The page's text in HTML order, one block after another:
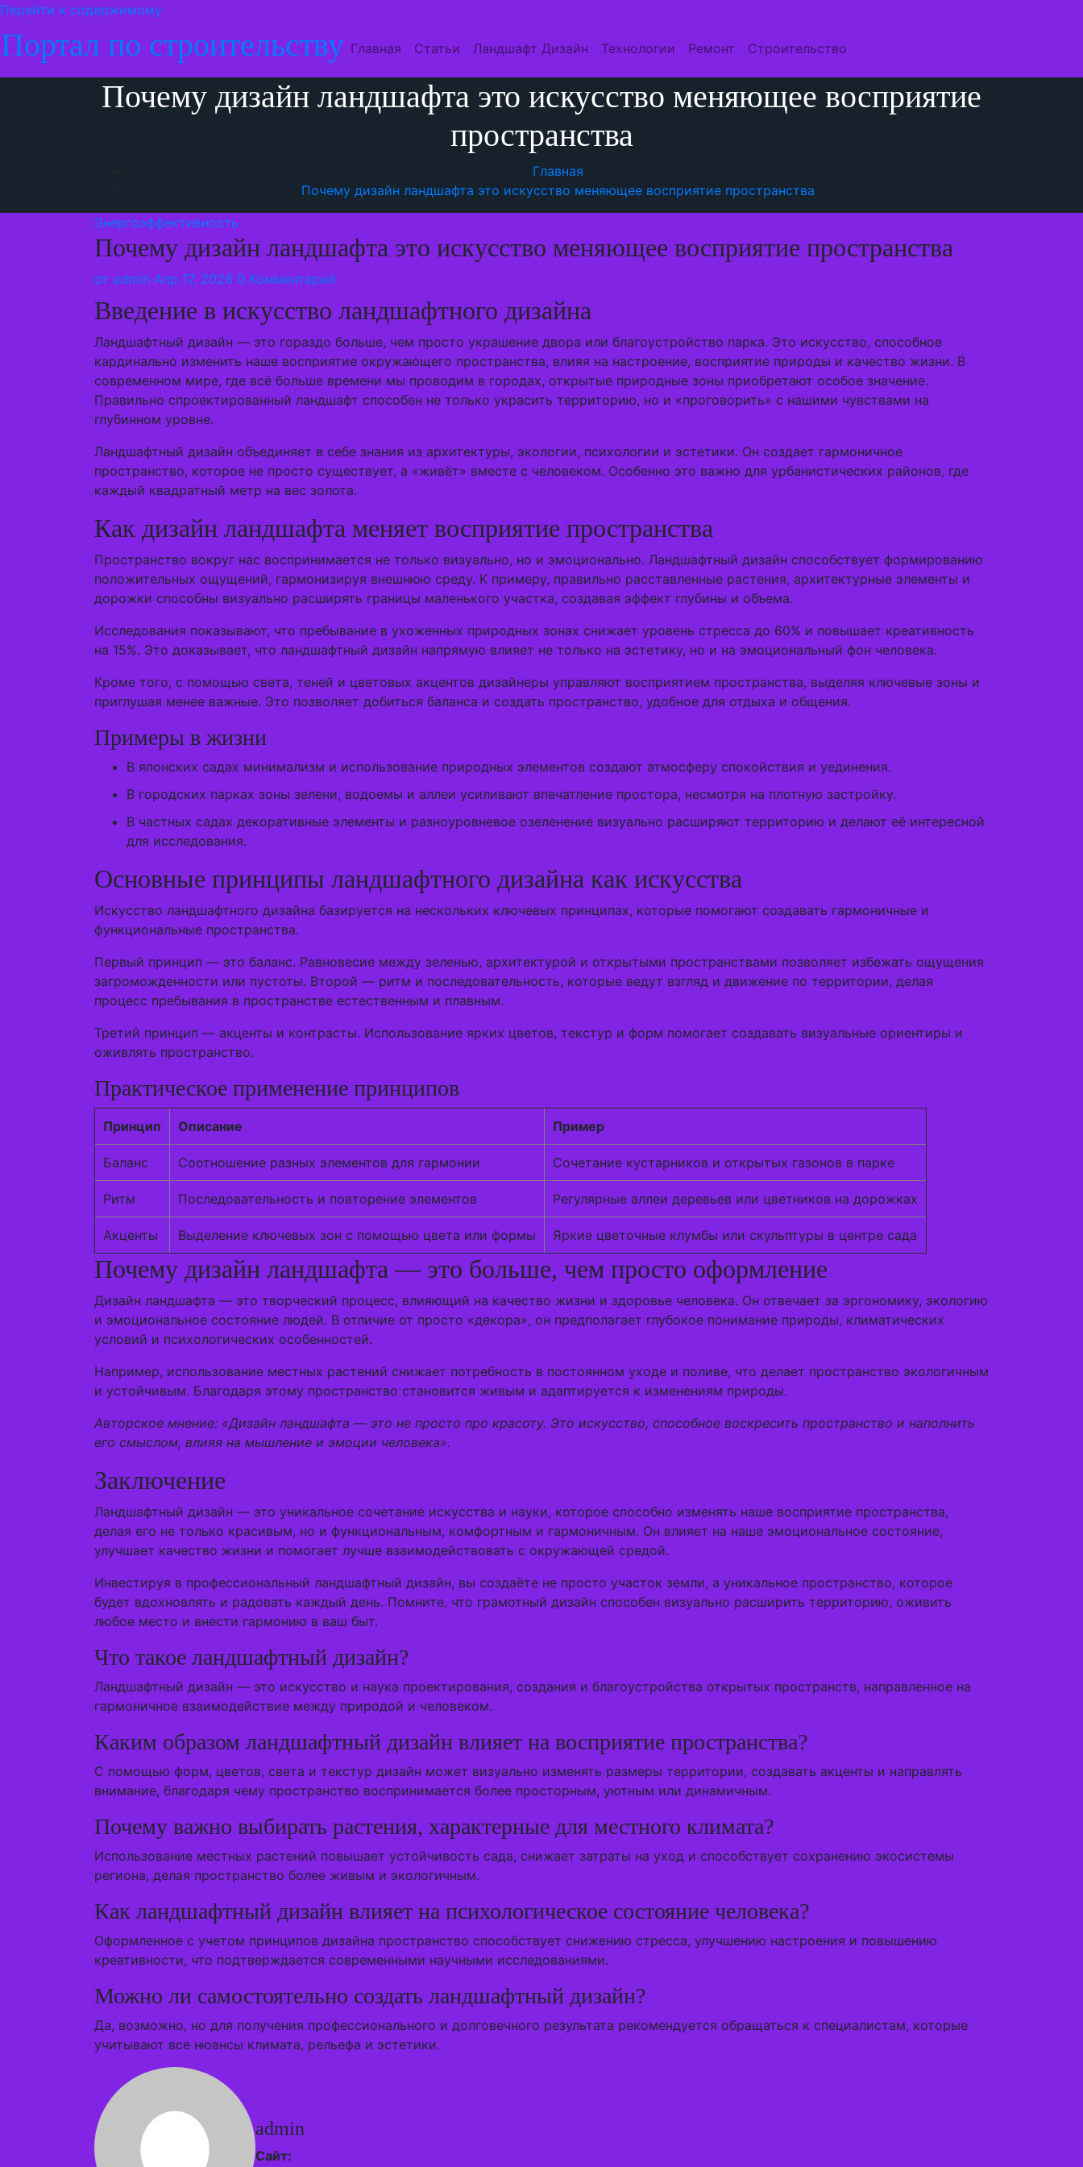
Перейти к содержимому
Портал по строительству Главная Статьи Ландшафт Дизайн Технологии Ремонт Строительство
Почему дизайн ландшафта это искусство меняющее восприятие
пространства
Главная
Почему дизайн ландшафта это искусство меняющее восприятие пространства
Энергоэффективность
Почему дизайн ландшафта это искусство меняющее восприятие пространства
от admin Апр 17, 2026 0 Комментарий
Введение в искусство ландшафтного дизайна
Ландшафтный дизайн — это гораздо больше, чем просто украшение двора или благоустройство парка. Это искусство, способное
кардинально изменить наше восприятие окружающего пространства, влияя на настроение, восприятие природы и качество жизни. В
современном мире, где всё больше времени мы проводим в городах, открытые природные зоны приобретают особое значение.
Правильно спроектированный ландшафт способен не только украсить территорию, но и «проговорить» с нашими чувствами на
глубинном уровне.
Ландшафтный дизайн объединяет в себе знания из архитектуры, экологии, психологии и эстетики. Он создает гармоничное
пространство, которое не просто существует, а «живёт» вместе с человеком. Особенно это важно для урбанистических районов, где
каждый квадратный метр на вес золота.
Как дизайн ландшафта меняет восприятие пространства
Пространство вокруг нас воспринимается не только визуально, но и эмоционально. Ландшафтный дизайн способствует формированию
положительных ощущений, гармонизируя внешнюю среду. К примеру, правильно расставленные растения, архитектурные элементы и
дорожки способны визуально расширять границы маленького участка, создавая эффект глубины и объема.
Исследования показывают, что пребывание в ухоженных природных зонах снижает уровень стресса до 60% и повышает креативность
на 15%. Это доказывает, что ландшафтный дизайн напрямую влияет не только на эстетику, но и на эмоциональный фон человека.
Кроме того, с помощью света, теней и цветовых акцентов дизайнеры управляют восприятием пространства, выделяя ключевые зоны и
приглушая менее важные. Это позволяет добиться баланса и создать пространство, удобное для отдыха и общения.
Примеры в жизни
В японских садах минимализм и использование природных элементов создают атмосферу спокойствия и уединения.
В городских парках зоны зелени, водоемы и аллеи усиливают впечатление простора, несмотря на плотную застройку.
В частных садах декоративные элементы и разноуровневое озеленение визуально расширяют территорию и делают её интересной
для исследования.
Основные принципы ландшафтного дизайна как искусства
Искусство ландшафтного дизайна базируется на нескольких ключевых принципах, которые помогают создавать гармоничные и
функциональные пространства.
Первый принцип — это баланс. Равновесие между зеленью, архитектурой и открытыми пространствами позволяет избежать ощущения
загроможденности или пустоты. Второй — ритм и последовательность, которые ведут взгляд и движение по территории, делая
процесс пребывания в пространстве естественным и плавным.
Третий принцип — акценты и контрасты. Использование ярких цветов, текстур и форм помогает создавать визуальные ориентиры и
оживлять пространство.
Практическое применение принципов
Принцип Описание Пример
Баланс Соотношение разных элементов для гармонии Сочетание кустарников и открытых газонов в парке
Ритм Последовательность и повторение элементов Регулярные аллеи деревьев или цветников на дорожках
Акценты Выделение ключевых зон с помощью цвета или формы Яркие цветочные клумбы или скульптуры в центре сада
Почему дизайн ландшафта — это больше, чем просто оформление
Дизайн ландшафта — это творческий процесс, влияющий на качество жизни и здоровье человека. Он отвечает за эргономику, экологию
и эмоциональное состояние людей. В отличие от просто «декора», он предполагает глубокое понимание природы, климатических
условий и психологических особенностей.
Например, использование местных растений снижает потребность в постоянном уходе и поливе, что делает пространство экологичным
и устойчивым. Благодаря этому пространство становится живым и адаптируется к изменениям природы.
Авторское мнение: «Дизайн ландшафта — это не просто про красоту. Это искусство, способное воскресить пространство и наполнить
его смыслом, влияя на мышление и эмоции человека».
Заключение
Ландшафтный дизайн — это уникальное сочетание искусства и науки, которое способно изменять наше восприятие пространства,
делая его не только красивым, но и функциональным, комфортным и гармоничным. Он влияет на наше эмоциональное состояние,
улучшает качество жизни и помогает лучше взаимодействовать с окружающей средой.
Инвестируя в профессиональный ландшафтный дизайн, вы создаёте не просто участок земли, а уникальное пространство, которое
будет вдохновлять и радовать каждый день. Помните, что грамотный дизайн способен визуально расширить территорию, оживить
любое место и внести гармонию в ваш быт.
Что такое ландшафтный дизайн?
Ландшафтный дизайн — это искусство и наука проектирования, создания и благоустройства открытых пространств, направленное на
гармоничное взаимодействие между природой и человеком.
Каким образом ландшафтный дизайн влияет на восприятие пространства?
С помощью форм, цветов, света и текстур дизайн может визуально изменять размеры территории, создавать акценты и направлять
внимание, благодаря чему пространство воспринимается более просторным, уютным или динамичным.
Почему важно выбирать растения, характерные для местного климата?
Использование местных растений повышает устойчивость сада, снижает затраты на уход и способствует сохранению экосистемы
региона, делая пространство более живым и экологичным.
Как ландшафтный дизайн влияет на психологическое состояние человека?
Оформленное с учетом принципов дизайна пространство способствует снижению стресса, улучшению настроения и повышению
креативности, что подтверждается современными научными исследованиями.
Можно ли самостоятельно создать ландшафтный дизайн?
Да, возможно, но для получения профессионального и долговечного результата рекомендуется обращаться к специалистам, которые
учитывают все нюансы климата, рельефа и эстетики.
admin
Сайт: